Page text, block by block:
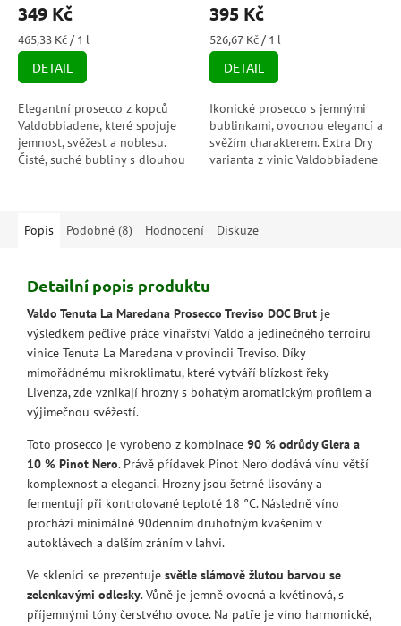
349 Kč
Měrná
cena:
465,33 Kč / 1 l
DETAIL
Elegantní prosecco z kopců
Valdobbiadene, které spojuje
jemnost, svěžest a noblesu.
Čisté, suché bubliny s dlouhou
395 Kč
Měrná
cena:
526,67 Kč / 1 l
DETAIL
Ikonické prosecco s jemnými
bublinkami, ovocnou elegancí a
svěžím charakterem. Extra Dry
varianta z vinic Valdobbiadene
Popis Podobné (8) Hodnocení Diskuze
Detailní popis produktu
Valdo Tenuta La Maredana Prosecco Treviso DOC Brut je
výsledkem pečlivé práce vinařství Valdo a jedinečného terroiru
vinice Tenuta La Maredana v provincii Treviso. Díky
mimořádnému mikroklimatu, které vytváří blízkost řeky
Livenza, zde vznikají hrozny s bohatým aromatickým profilem a
výjimečnou svěžestí.
Toto prosecco je vyrobeno z kombinace 90 % odrůdy Glera a
10 % Pinot Nero. Právě přídavek Pinot Nero dodává vínu větší
komplexnost a eleganci. Hrozny jsou šetrně lisovány a
fermentují při kontrolované teplotě 18 °C. Následně víno
prochází minimálně 90denním druhotným kvašením v
autoklávech a dalším zráním v lahvi.
Ve sklenici se prezentuje světle slámově žlutou barvou se
zelenkavými odlesky. Vůně je jemně ovocná a květinová, s
příjemnými tóny čerstvého ovoce. Na patře je víno harmonické,